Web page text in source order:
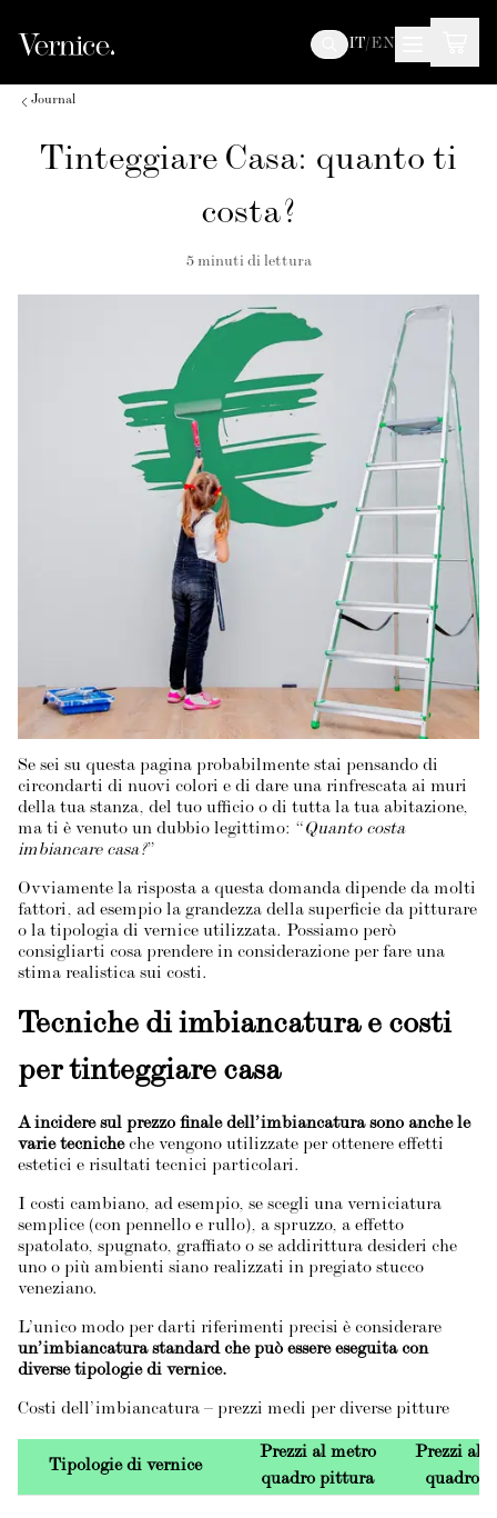
IT/EN
Journal
Tinteggiare Casa: quanto ti
costa?
5 minuti di lettura
Se sei su questa pagina probabilmente stai pensando di
circondarti di nuovi colori e di dare una rinfrescata ai muri
della tua stanza, del tuo ufficio o di tutta la tua abitazione,
ma ti è venuto un dubbio legittimo: “Quanto costa
imbiancare casa?”
Ovviamente la risposta a questa domanda dipende da molti
fattori, ad esempio la grandezza della superficie da pitturare
o la tipologia di vernice utilizzata. Possiamo però
consigliarti cosa prendere in considerazione per fare una
stima realistica sui costi.
Tecniche di imbiancatura e costi
per tinteggiare casa
A incidere sul prezzo finale dell’imbiancatura sono anche le
varie tecnicheche vengono utilizzate per ottenere effetti
estetici e risultati tecnici particolari.
I costi cambiano, ad esempio, se scegli una verniciatura
semplice (con pennello e rullo), a spruzzo, a effetto
spatolato, spugnato, graffiato o se addirittura desideri che
uno o più ambienti siano realizzati in pregiato stucco
veneziano.
L’unico modo per darti riferimenti precisi è considerare
un’imbiancatura standard che può essere eseguita con
diverse tipologie di vernice.
Costi dell’imbiancatura – prezzi medi per diverse pitture
Tipologie di vernice
Prezzi al metro
quadro pittura
Prezzi al
quadro